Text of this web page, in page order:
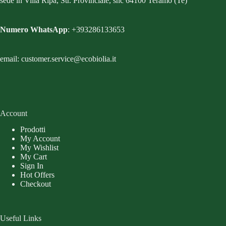
Numero WhatsApp: +393286133653
email: customer.service@ecobiolia.it
Account
Prodotti
My Account
My Wishlist
My Cart
Sign In
Hot Offers
Checkout
Useful Links